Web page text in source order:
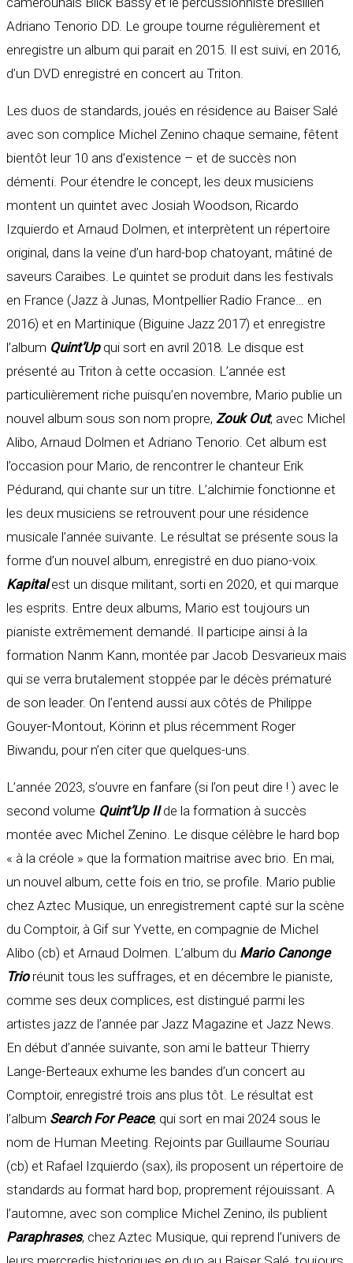
Adriano Tenorio DD. Le groupe tourne régulièrement et
enregistre un album qui parait en 2015. Il est suivi, en 2016,
d’un DVD enregistré en concert au Triton.
Les duos de standards, joués en résidence au Baiser Salé
avec son complice Michel Zenino chaque semaine, fêtent
bientôt leur 10 ans d’existence – et de succès non
démenti. Pour étendre le concept, les deux musiciens
montent un quintet avec Josiah Woodson, Ricardo
Izquierdo et Arnaud Dolmen, et interprètent un répertoire
original, dans la veine d’un hard-bop chatoyant, mâtiné de
saveurs Caraïbes. Le quintet se produit dans les festivals
en France (Jazz à Junas, Montpellier Radio France… en
2016) et en Martinique (Biguine Jazz 2017) et enregistre
l’album Quint’Upqui sort en avril 2018. Le disque est
présenté au Triton à cette occasion. L’année est
particulièrement riche puisqu’en novembre, Mario publie un
nouvel album sous son nom propre, Zouk Out, avec Michel
Alibo, Arnaud Dolmen et Adriano Tenorio. Cet album est
l’occasion pour Mario, de rencontrer le chanteur Erik
Pédurand, qui chante sur un titre. L’alchimie fonctionne et
les deux musiciens se retrouvent pour une résidence
musicale l’année suivante. Le résultat se présente sous la
forme d’un nouvel album, enregistré en duo piano-voix.
Kapital est un disque militant, sorti en 2020, et qui marque
les esprits. Entre deux albums, Mario est toujours un
pianiste extrêmement demandé. Il participe ainsi à la
formation Nanm Kann, montée par Jacob Desvarieux mais
qui se verra brutalement stoppée par le décès prématuré
de son leader. On l’entend aussi aux côtés de Philippe
Gouyer-Montout, Körinn et plus récemment Roger
Biwandu, pour n’en citer que quelques-uns.
L’année 2023, s’ouvre en fanfare (si l’on peut dire ! ) avec le
second volume Quint’Up IIde la formation à succès
montée avec Michel Zenino. Le disque célèbre le hard bop
« à la créole » que la formation maitrise avec brio. En mai,
un nouvel album, cette fois en trio, se profile. Mario publie
chez Aztec Musique, un enregistrement capté sur la scène
du Comptoir, à Gif sur Yvette, en compagnie de Michel
Alibo (cb) et Arnaud Dolmen. L’album du Mario Canonge
Trioréunit tous les suffrages, et en décembre le pianiste,
comme ses deux complices, est distingué parmi les
artistes jazz de l’année par Jazz Magazine et Jazz News.
En début d’année suivante, son ami le batteur Thierry
Lange-Berteaux exhume les bandes d’un concert au
Comptoir, enregistré trois ans plus tôt. Le résultat est
l’album Search For Peace, qui sort en mai 2024 sous le
nom de Human Meeting. Rejoints par Guillaume Souriau
(cb) et Rafael Izquierdo (sax), ils proposent un répertoire de
standards au format hard bop, proprement réjouissant. A
l’automne, avec son complice Michel Zenino, ils publient
Paraphrases, chez Aztec Musique, qui reprend l’univers de